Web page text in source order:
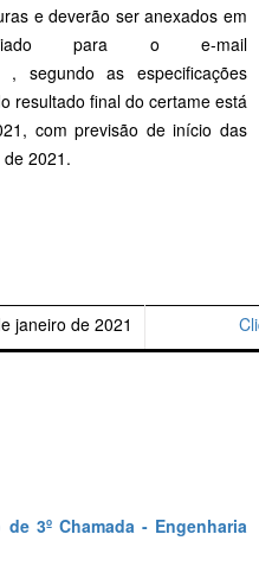
e deverão ser anexados em
para o e-mail
, segundo as especificações
resultado final do certame está
com previsão de início das
2021.
janeiro de 2021
3º Chamada - Engenharia